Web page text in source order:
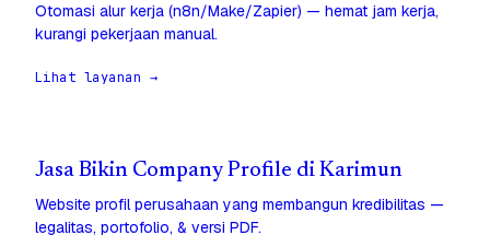
Otomasi alur kerja (n8n/Make/Zapier) — hemat jam kerja,
kurangi pekerjaan manual.
Lihat layanan →
Jasa Bikin Company Profile di Karimun
Website profil perusahaan yang membangun kredibilitas —
legalitas, portofolio, & versi PDF.